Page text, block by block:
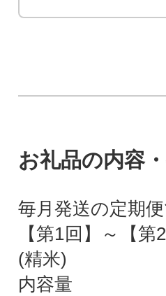
お礼品の内容
毎月発送の定期便
【第1回】～【
(精米)
内容量